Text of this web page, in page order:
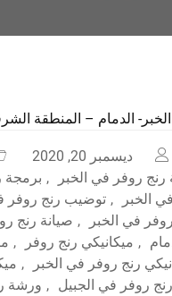
ديسمبر 20, 2020
روفر في الخبر , برمجة
الخبر
, توضيب رنج روفر
في الخبر , صيانة رنج
, ميكانيكي رنج روفر ,
رنج روفر في الخبر ,
روفر في الجبيل , ورشة